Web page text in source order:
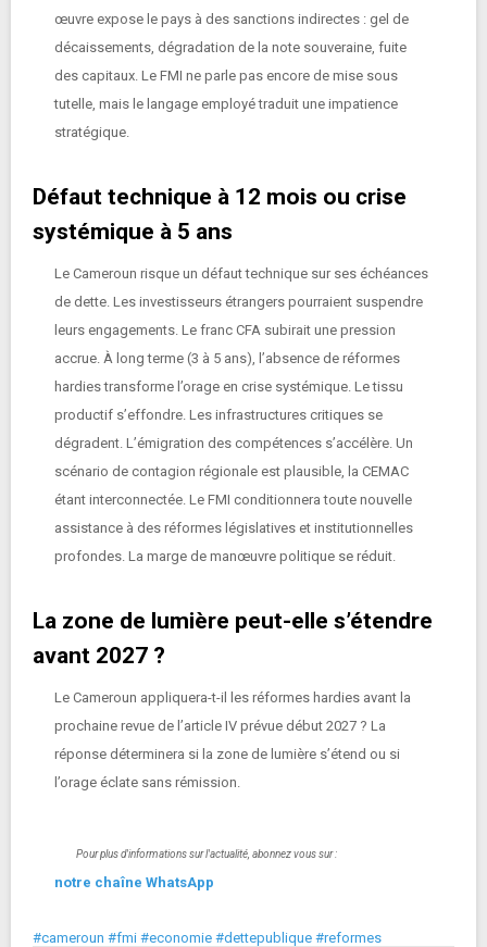
œuvre expose le pays à des sanctions indirectes : gel de
décaissements, dégradation de la note souveraine, fuite
des capitaux. Le FMI ne parle pas encore de mise sous
tutelle, mais le langage employé traduit une impatience
stratégique.
Défaut technique à 12 mois ou crise
systémique à 5 ans
Le Cameroun risque un défaut technique sur ses échéances
de dette. Les investisseurs étrangers pourraient suspendre
leurs engagements. Le franc CFA subirait une pression
accrue. À long terme (3 à 5 ans), l’absence de réformes
hardies transforme l’orage en crise systémique. Le tissu
productif s’effondre. Les infrastructures critiques se
dégradent. L’émigration des compétences s’accélère. Un
scénario de contagion régionale est plausible, la CEMAC
étant interconnectée. Le FMI conditionnera toute nouvelle
assistance à des réformes législatives et institutionnelles
profondes. La marge de manœuvre politique se réduit.
La zone de lumière peut-elle s’étendre
avant 2027 ?
Le Cameroun appliquera-t-il les réformes hardies avant la
prochaine revue de l’article IV prévue début 2027 ? La
réponse déterminera si la zone de lumière s’étend ou si
l’orage éclate sans rémission.
Pour plus d'informations sur l'actualité, abonnez vous sur :
notre chaîne WhatsApp
#cameroun #fmi #economie #dettepublique #reformes